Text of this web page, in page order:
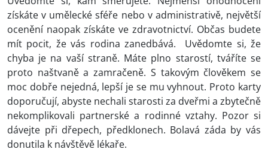
získáte v umělecké sféře nebo v administrativě, největší
ocenění naopak získáte ve zdravotnictví. Občas budete
mít pocit, že vás rodina zanedbává. Uvědomte si, že
chyba je na vaší straně. Máte plno starostí, tváříte se
proto naštvaně a zamračeně. S takovým člověkem se
moc dobře nejedná, lepší je se mu vyhnout. Proto karty
doporučují, abyste nechali starosti za dveřmi a zbytečně
nekomplikovali partnerské a rodinné vztahy. Pozor si
dávejte při dřepech, předklonech. Bolavá záda by vás
donutila k návštěvě lékaře.